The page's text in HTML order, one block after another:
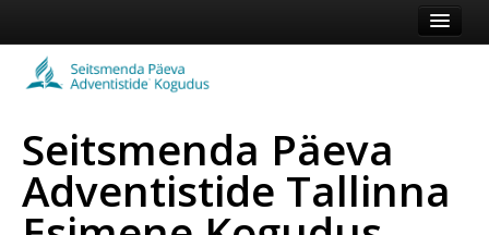
Koduleht
Vaata veel
Seitsmenda Päeva
Adventistide Tallinna